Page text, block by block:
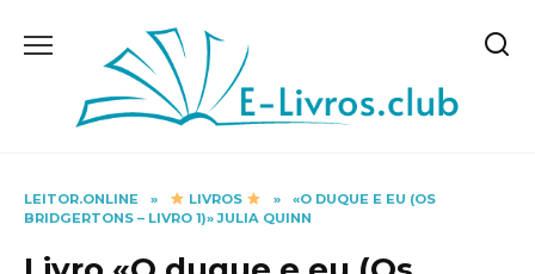
LEITOR.ONLINE » LIVROS »
«O DUQUE E EU (OS
BRIDGERTONS – LIVRO 1)» JULIA QUINN